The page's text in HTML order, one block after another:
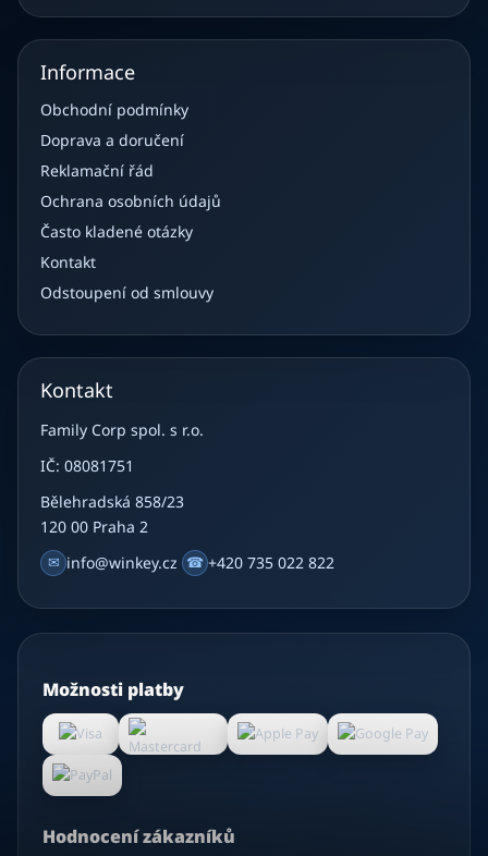
Informace
Obchodní podmínky
Doprava a doručení
Reklamační řád
Ochrana osobních údajů
Často kladené otázky
Kontakt
Odstoupení od smlouvy
Kontakt
Family Corp spol. s r.o.
IČ: 08081751
Bělehradská 858/23
120 00 Praha 2
✉ info@winkey.cz ☎ +420 735 022 822
Možnosti platby
Hodnocení zákazníků